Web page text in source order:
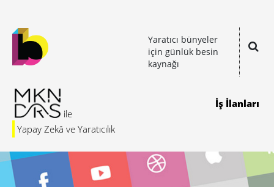
Yaratıcı bünyeler
için günlük besin
kaynağı
Yapay Zekâ ve Yaratıcılık
İş İlanları